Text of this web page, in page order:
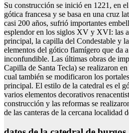
Su construcción se inició en 1221, en
gótica francesa y se basa en una cruz
casi 200 años, sufrió importantes
esplendor en los siglos XV y XVI: las
principal, la capilla del Condestable y
elementos del gótico flamígero que da
inconfundible. Las últimas obras de
Capilla de Santa Tecla) se realizaron
cual también se modificaron los
principal. El estilo de la catedral es el
varios elementos decorativos
construcción y las reformas se
de las canteras de la cercana localidad